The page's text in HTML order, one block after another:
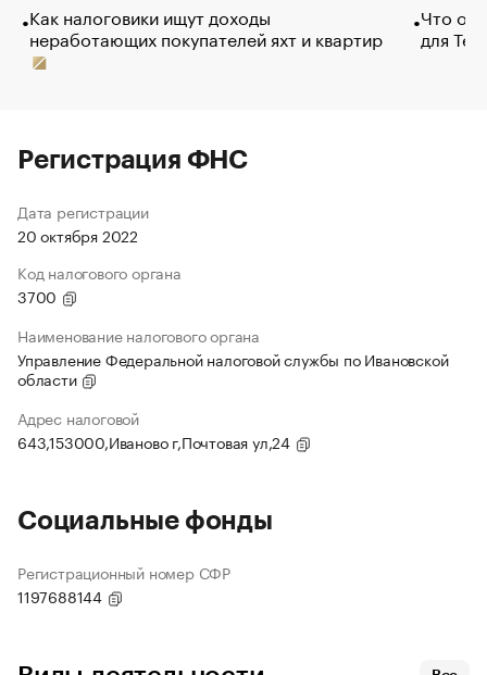
Как налоговики ищут доходы
неработающих покупателей яхт и квартир
Что
для
Регистрация ФНС
Дата регистрации
20 октября 2022
Код налогового органа
3700
Наименование налогового органа
Управление Федеральной налоговой службы по Ивановской
области
Адрес налоговой
643,153000,Иваново г,Почтовая ул,24
Социальные фонды
Регистрационный номер СФР
1197688144